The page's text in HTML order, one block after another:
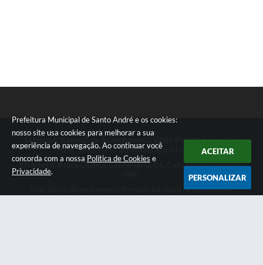
Prefeitura Municipal de Santo André e os cookies:
nosso site usa cookies para melhorar a sua
experiência de navegação. Ao continuar você
concorda com a nossa Política de Cookies e
Privacidade.
ACEITAR
PERSONALIZAR
Telefone: Central de Atendimento: 0800 019 19 44 ou 156
PABX: 4433-0111 ou Whatsapp 4433-0123
Endereço: Praça Quarto Centenário, 01, Centro | CEP: 09015-
Dias úteis, Atendimento Presencial das 07h as 18:45he